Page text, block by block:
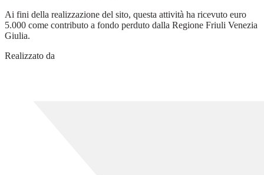
Ai fini della realizzazione del sito, questa attività ha ricevuto euro
5.000 come contributo a fondo perduto dalla Regione Friuli Venezia
Giulia.
Realizzato da